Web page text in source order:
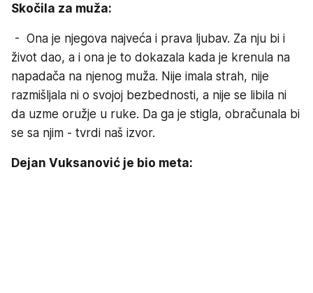
Skočila za muža:
- Ona je njegova najveća i prava ljubav. Za nju bi i
život dao, a i ona je to dokazala kada je krenula na
napadača na njenog muža. Nije imala strah, nije
razmišljala ni o svojoj bezbednosti, a nije se libila ni
da uzme oružje u ruke. Da ga je stigla, obračunala bi
se sa njim - tvrdi naš izvor.
Dejan Vuksanović je bio meta: